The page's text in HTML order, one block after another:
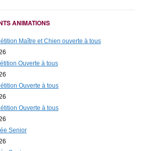
ANIMATIONS
Maître et Chien ouverte à tous
Ouverte à tous
Ouverte à tous
Ouverte à tous
Senior